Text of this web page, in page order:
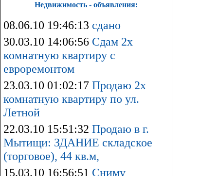
Недвижимость - объявления:
08.06.10 19:46:13 сдано
30.03.10 14:06:56 Сдам 2х
комнатную квартиру с
евроремонтом
23.03.10 01:02:17 Продаю 2х
комнатную квартиру по ул.
Летной
22.03.10 15:51:32 Продаю в г.
Мытищи: ЗДАНИЕ складское
(торговое), 44 кв.м,
15.03.10 16:56:51 Сниму